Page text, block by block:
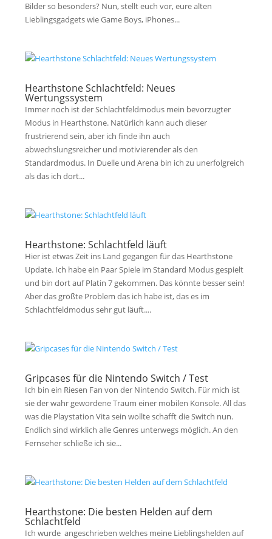
Bilder so besonders? Nun, stellt euch vor, eure alten
Lieblingsgadgets wie Game Boys, iPhones...
Hearthstone Schlachtfeld: Neues
Wertungssystem
Immer noch ist der Schlachtfeldmodus mein bevorzugter
Modus in Hearthstone. Natürlich kann auch dieser
frustrierend sein, aber ich finde ihn auch
abwechslungsreicher und motivierender als den
Standardmodus. In Duelle und Arena bin ich zu unerfolgreich
als das ich dort...
Hearthstone: Schlachtfeld läuft
Hier ist etwas Zeit ins Land gegangen für das Hearthstone
Update. Ich habe ein Paar Spiele im Standard Modus gespielt
und bin dort auf Platin 7 gekommen. Das könnte besser sein!
Aber das größte Problem das ich habe ist, das es im
Schlachtfeldmodus sehr gut läuft....
Gripcases für die Nintendo Switch / Test
Ich bin ein Riesen Fan von der Nintendo Switch. Für mich ist
sie der wahr gewordene Traum einer mobilen Konsole. All das
was die Playstation Vita sein wollte schafft die Switch nun.
Endlich sind wirklich alle Genres unterwegs möglich. An den
Fernseher schließe ich sie...
Hearthstone: Die besten Helden auf dem
Schlachtfeld
Ich wurde angeschrieben welches meine Lieblingshelden auf